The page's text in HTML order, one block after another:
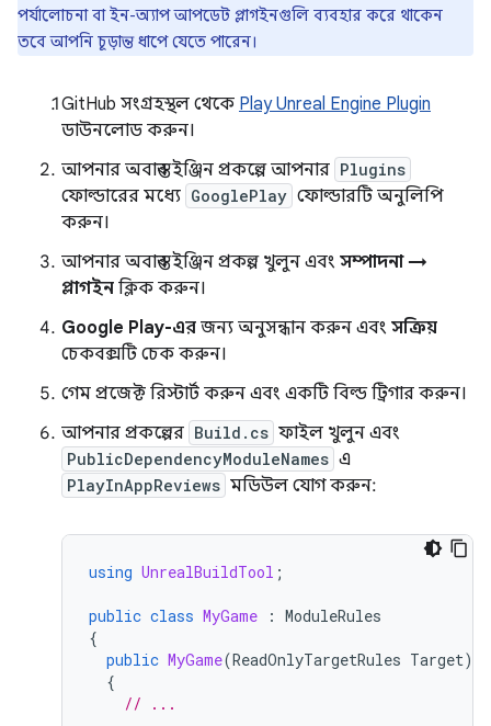
পর্যালোচনা বা ইন-অ্যাপ আপডেট প্লাগইনগুলি ব্যবহার করে থাকেন
তবে আপনি চূড়ান্ত ধাপে যেতে পারেন।
GitHub সংগ্রহস্থল থেকে Play Unreal Engine Plugin
ডাউনলোড করুন।
আপনার অবাস্তব ইঞ্জিন প্রকল্পে আপনার Plugins
ফোল্ডারের মধ্যে GooglePlay ফোল্ডারটি অনুলিপি
করুন।
আপনার অবাস্তব ইঞ্জিন প্রকল্প খুলুন এবং সম্পাদনা →
প্লাগইন ক্লিক করুন।
Google Play-এর জন্য অনুসন্ধান করুন এবং সক্রিয়
চেকবক্সটি চেক করুন।
গেম প্রজেক্ট রিস্টার্ট করুন এবং একটি বিল্ড ট্রিগার করুন।
আপনার প্রকল্পের Build.cs ফাইল খুলুন এবং
PublicDependencyModuleNames এ
PlayInAppReviews মডিউল যোগ করুন:
using UnrealBuildTool ;
public class MyGame : ModuleRules
{
public MyGame(ReadOnlyTargetRules Target)
{
// ...